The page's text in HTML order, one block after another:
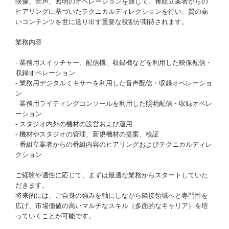
ヒアリングに基づいたテクニカルディレクションを行い、質の高
いコンテンツを世に送り出す重要な役割が期待されます。
業務内容
- 業務用スイッチャー、配信機、収録機などを利用した映像配信・
収録オペレーション
- 業務用デジタルミキサーを利用した音声配信・収録オペレーショ
ン
- 業務用ライティングコンソールを利用した照明配信・収録オペレ
ーション
- スタジオ内外の機材の設営および運用
- 機材やスタジオの管理、新規機材の提案、検証
- 番組立案者からの番組内容のヒアリングおよびテクニカルディレ
クション
ご経験や適性に応じて、まずは最適な業務からスタートしていた
だきます。
将来的には、ご自身の強みを軸にしながら隣接領域へと専門性を
広げ、市場価値の高いマルチなスキル（多面的なキャリア）を培
っていくことが可能です。